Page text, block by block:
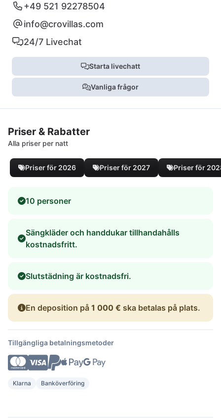
+49 521 92278504
info@crovillas.com
24/7 Livechat
Starta livechatt
Vanliga frågor
Priser & Rabatter
Alla priser per natt
Priser för 2026 Priser för 2027 Priser för
10 personer
Sängkläder och handdukar tillhandahålls
kostnadsfritt.
Slutstädning är kostnadsfri.
En deposition på 1 000 € ska betalas på plats.
Tillgängliga betalningsmetoder
Klarna Banköverföring